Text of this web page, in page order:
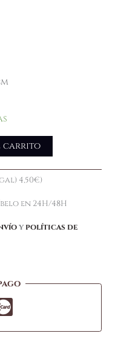
carrito
4,50€)
en 24H/48H
y políticas de